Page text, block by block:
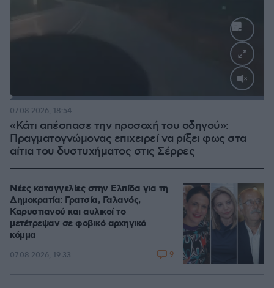
Loaded:
«Κάτι απέσπασε την προσοχή του οδηγού»:
Πραγματογνώμονας επιχειρεί να ρίξει φως στα
αίτια του δυστυχήματος στις Σέρρες
07.08.2026, 18:54
Νέες καταγγελίες στην Ελπίδα για τη
Δημοκρατία: Γρατσία, Γαλανός,
Καρυστιανού και αυλικοί το
μετέτρεψαν σε φοβικό αρχηγικό
κόμμα
07.08.2026, 19:33 9